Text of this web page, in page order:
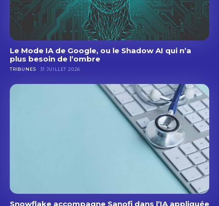
Le Mode IA de Google, ou le Shadow AI qui n’a
plus besoin de l’ombre
TRIBUNES 31 JUILLET 2026
Snowflake accompagne Sanofi dans l’IA appliquée